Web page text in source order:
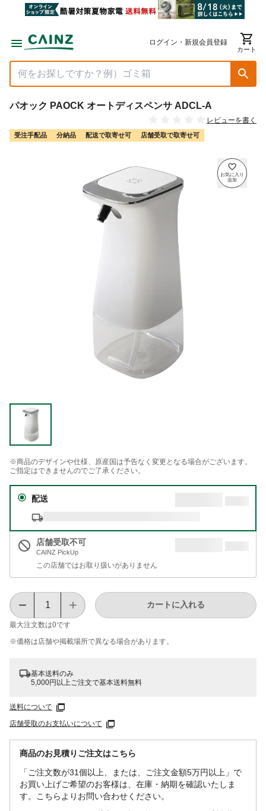
ログイン・新規会員登録
カート
パオック PAOCK オートディスペンサ ADCL-A
レビューを書く
受注手配品 分納品 配送で取寄せ可 店舗受取で取寄せ可
※商品のデザインや仕様、原産国は予告なく変更となる場合がございます。
ご指定はできませんのでご了承ください。
配送
店舗受取不可
CAINZ PickUp
この店舗ではお取り扱いがありません
最大注文数は0です
カートに入れる
※価格は​店舗や​掲載場所で​異なる​場合が​あります。
基本送料のみ
5,000円以上ご注文で基本送料無料
送料について
店舗受取のお支払いについて
商品のお見積りご注文はこちら
「ご注文数が31個以上、または、ご注文金額5万円以上」で
お買い上げご希望のお客様は、在庫・納期を確認いたしま
す。こちらよりお問い合わせください。